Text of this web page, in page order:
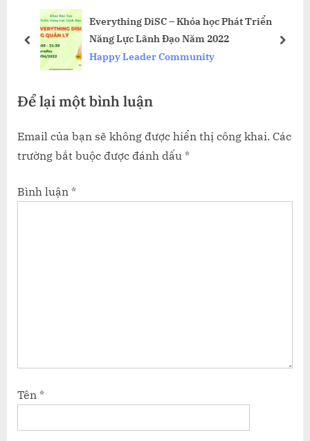
P
t
t
Everything DiSC – Khóa học Phát Triển
Năng Lực Lãnh Đạo Năm 2022
Happy Leader Community
prev next
Để lại một bình luận
Email của bạn sẽ không được hiển thị công khai. Các
trường bắt buộc được đánh dấu *
Bình luận *
Tên *